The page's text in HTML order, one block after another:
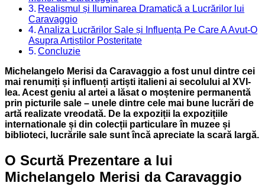
Realismul și Iluminarea Dramatică a Lucrărilor lui
Caravaggio
Analiza Lucrărilor Sale și Influența Pe Care A Avut-O
Asupra Artiștilor Posteritate
Concluzie
Michelangelo Merisi da Caravaggio a fost unul dintre cei
mai renumiți și influenți artiști italieni ai secolului al XVI-
lea. Acest geniu al artei a lăsat o moștenire permanentă
prin picturile sale – unele dintre cele mai bune lucrări de
artă realizate vreodată. De la expoziții la expozițiile
internationale și din colecții particulare în muzee și
biblioteci, lucrările sale sunt încă apreciate la scară largă.
O Scurtă Prezentare a lui
Michelangelo Merisi da Caravaggio